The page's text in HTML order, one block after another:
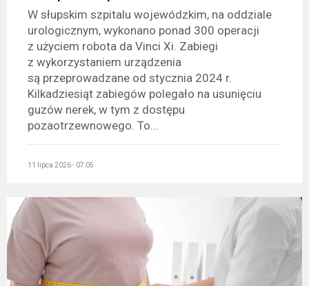
W słupskim szpitalu wojewódzkim, na oddziale
urologicznym, wykonano ponad 300 operacji
z użyciem robota da Vinci Xi. Zabiegi
z wykorzystaniem urządzenia
są przeprowadzane od stycznia 2024 r.
Kilkadziesiąt zabiegów polegało na usunięciu
guzów nerek, w tym z dostępu
pozaotrzewnowego. To...
11 lipca 2026 - 07:05